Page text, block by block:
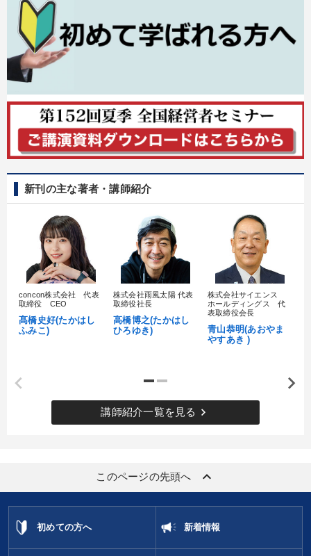
新刊の主な著者・講師紹介
concon株式会社 代表
取締役 CEO
髙橋史好(たかはし
ふみこ)
株式会社雨風太陽 代表
取締役社長
高橋博之(たかはし
ひろゆき)
株式会社サイエンス
ホールディングス 代
表取締役会長
青山恭明(あおやま
やすあき )
講師紹介一覧を見る keyboard_arrow_right
このページの先頭へ keyboard_arrow_up
初めての方へ 新着情報